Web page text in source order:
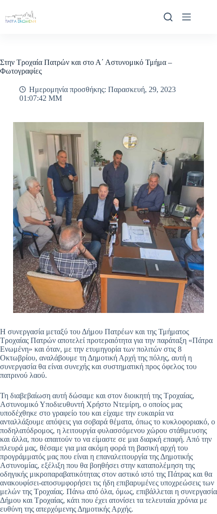
περιεχόμενο
Στην Τροχαία Πατρών και στο Α΄ Αστυνομικό Τμήμα –
Φωτογραφίες
Ημερομηνία προσθήκης: Παρασκευή, 29, 2023
01:07:42 ΜΜ
Η συνεργασία μεταξύ του Δήμου Πατρέων και της Τμήματος
Τροχαίας Πατρών αποτελεί προτεραιότητα για την παράταξη «Πάτρα
Ενωμένη» και όταν, με την ετυμηγορία των πολιτών στις 8
Οκτωβρίου, αναλάβουμε τη Δημοτική Αρχή της πόλης, αυτή η
συνεργασία θα είναι συνεχής και συστηματική προς όφελος του
πατρινού λαού.
Τη διαβεβαίωση αυτή δώσαμε και στον διοικητή της Τροχαίας,
Αστυνομικό Υποδιευθυντή Χρήστο Ντεμίρη, ο οποίος μας
υποδέχθηκε στο γραφείο του και είχαμε την ευκαιρία να
ανταλλάξουμε απόψεις για σοβαρά θέματα, όπως το κυκλοφοριακό, ο
ποδηλατόδρομος, η λειτουργία φυλασσόμενου χώρου στάθμευσης
και άλλα, που απαιτούν το να είμαστε σε μια διαρκή επαφή. Από την
πλευρά μας, θέσαμε για μια ακόμη φορά τη βασική αρχή του
προγράμματός μας που είναι η επαναλειτουργία της Δημοτικής
Αστυνομίας, εξέλιξη που θα βοηθήσει στην καταπολέμηση της
οδηγικής μικροπαραβατικότητας στον αστικό ιστό της Πάτρας και θα
ανακουφίσει-αποσυμφορήσει τις ήδη επιβαρυμένες υποχρεώσεις των
μελών της Τροχαίας. Πάνω από όλα, όμως, επιβάλλεται η συνεργασία
Δήμου και Τροχαίας, κάτι που έχει ατονίσει τα τελευταία χρόνια με
ευθύνη της απερχόμενης Δημοτικής Αρχής.